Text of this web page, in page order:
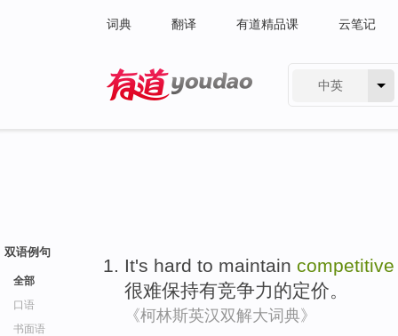
词典 翻译 有道精品课 云笔记
中英
双语例句
全部
口语
书面语
It's hard to maintain competitive
很难保持有竞争力的定价。
《柯林斯英汉双解大词典》